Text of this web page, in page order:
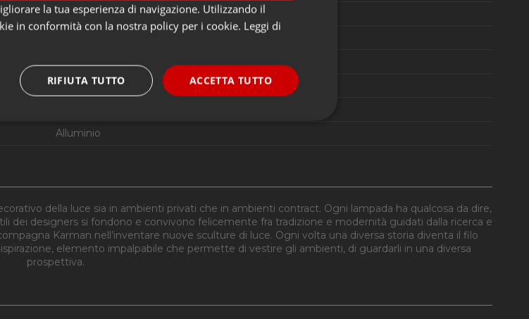
20,3W LED 2500lm + 2,9w LED 470lm
Diretta e diffusa
Alluminio
della luce sia in ambienti privati che in ambienti contract. Ogni lampada ha qualcosa da dire,
dei designers si fondono e convivono felicemente fra tradizione e modernità guidati dalla ricerca e
Karman nell’inventare nuove sculture di luce. Ogni volta una diversa storia diventa il filo
elemento impalpabile che permette di vestire gli ambienti, di guardarli in una diversa
prospettiva.
la tua esperienza di navigazione. Utilizzando il
in conformità con la nostra policy per i cookie. Leggi di
ACCETTA TUTTO
RIFIUTA TUTTO
Performance Funzionalità
principali del sito web come l'accesso dell'utente e la gestione
senza i cookie strettamente necessari.